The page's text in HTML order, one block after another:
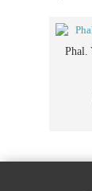
Phal.